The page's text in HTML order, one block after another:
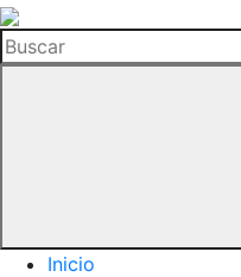
La
Hemeroteca
del
Buscar
Inicio